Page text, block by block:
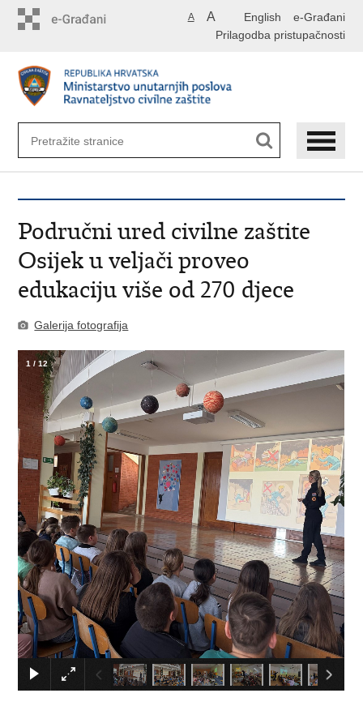
English e-Građani
A A
Prilagodba pristupačnosti
Područni ured civilne zaštite
Osijek u veljači proveo
edukaciju više od 270 djece
Galerija fotografija
×
1 /12